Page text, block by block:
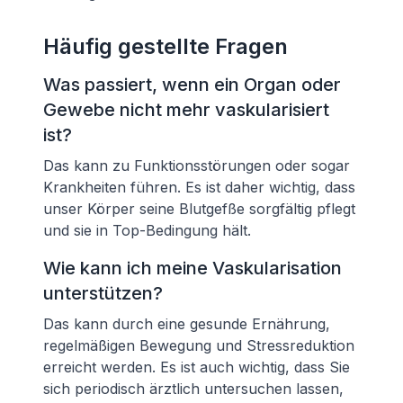
Häufig gestellte Fragen
Was passiert, wenn ein Organ oder
Gewebe nicht mehr vaskularisiert
ist?
Das kann zu Funktionsstörungen oder sogar
Krankheiten führen. Es ist daher wichtig, dass
unser Körper seine Blutgefße sorgfältig pflegt
und sie in Top-Bedingung hält.
Wie kann ich meine Vaskularisation
unterstützen?
Das kann durch eine gesunde Ernährung,
regelmäßigen Bewegung und Stressreduktion
erreicht werden. Es ist auch wichtig, dass Sie
sich periodisch ärztlich untersuchen lassen,